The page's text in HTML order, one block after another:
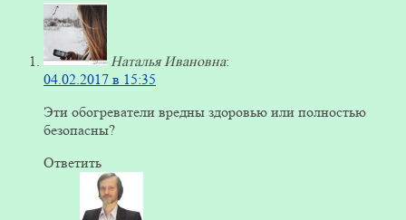
Наталья Ивановна:
04.02.2017 в 15:35
Эти обогреватели вредны здоровью или полностью
безопасны?
Ответить